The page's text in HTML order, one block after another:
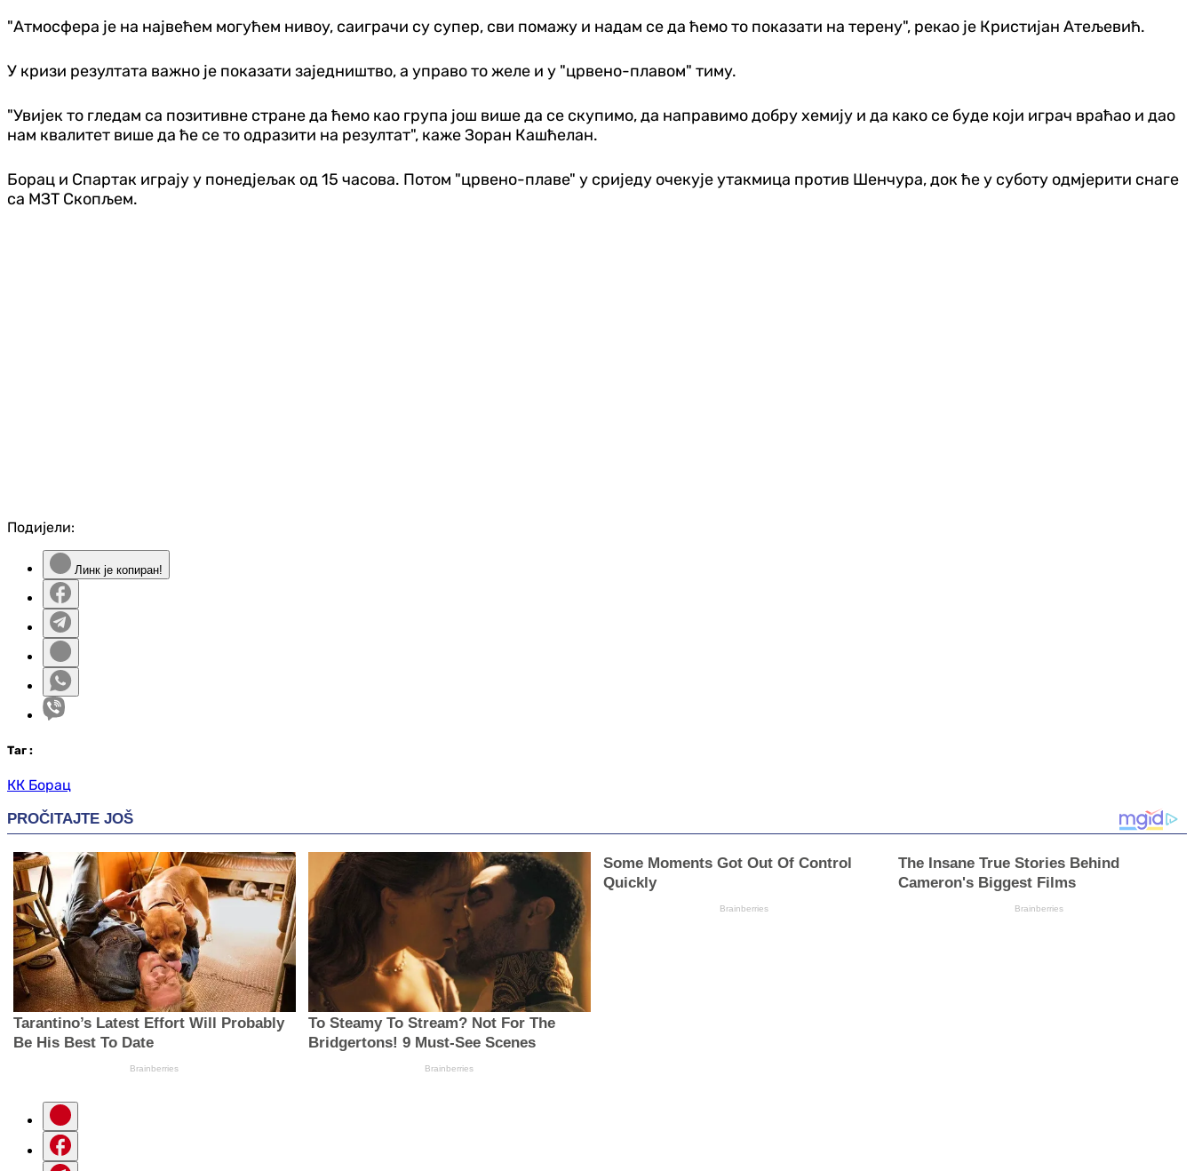
"Атмосфера је на највећем могућем нивоу, саиграчи су супер, сви помажу и надам се да ћемо то показати на терену", рекао је Кристијан Атељевић.
У кризи резултата важно је показати заједништво, а управо то желе и у "црвено-плавом" тиму.
"Увијек то гледам са позитивне стране да ћемо као група још више да се скупимо, да направимо добру хемију и да како се буде који играч враћао и дао
нам квалитет више да ће се то одразити на резултат", каже Зоран Кашћелан.
Борац и Спартак играју у понедјељак од 15 часова. Потом "црвено-плаве" у сриједу очекује утакмица против Шенчура, док ће у суботу одмјерити снаге
са МЗТ Скопљем.
Подијели:
Линк је копиран!
Таг :
КК Борац